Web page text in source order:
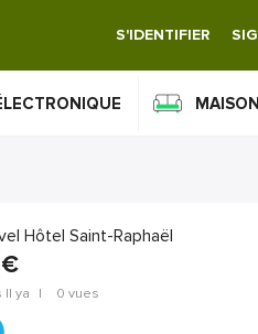
S'IDENTIFIER
Hôtel Saint-Raphaël
€
Il ya | 0 vues